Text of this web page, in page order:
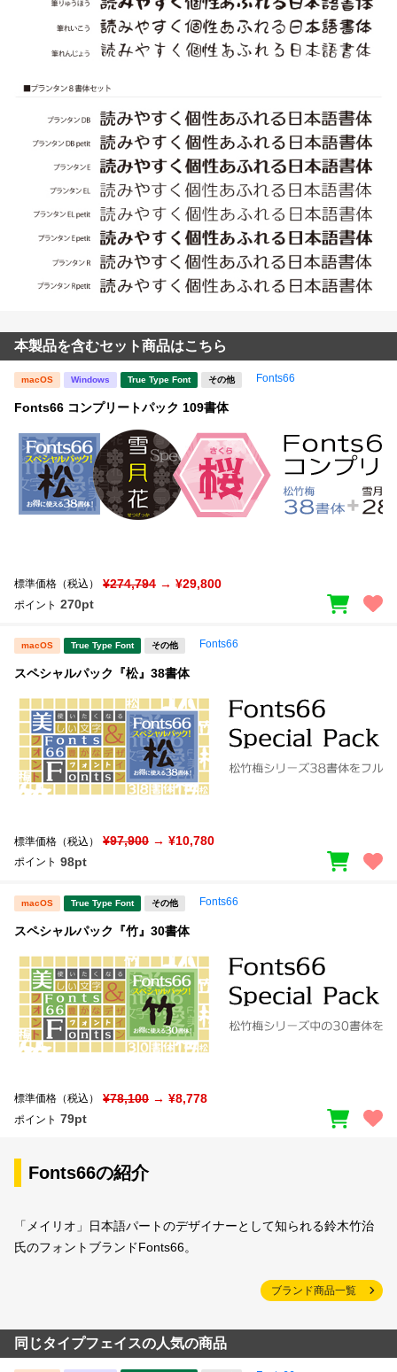
本製品を含むセット商品はこちら
macOS Windows True Type Font その他 Fonts66
Fonts66 コンプリートパック 109書体
標準価格（税込） ¥274,794 → ¥29,800
ポイント 270pt
macOS True Type Font その他 Fonts66
スペシャルパック『松』38書体
標準価格（税込） ¥97,900 → ¥10,780
ポイント 98pt
macOS True Type Font その他 Fonts66
スペシャルパック『竹』30書体
標準価格（税込） ¥78,100 → ¥8,778
ポイント 79pt
Fonts66の紹介
「メイリオ」日本語パートのデザイナーとして知られる鈴木竹治
氏のフォントブランドFonts66。
ブランド商品一覧
同じタイプフェイスの人気の商品